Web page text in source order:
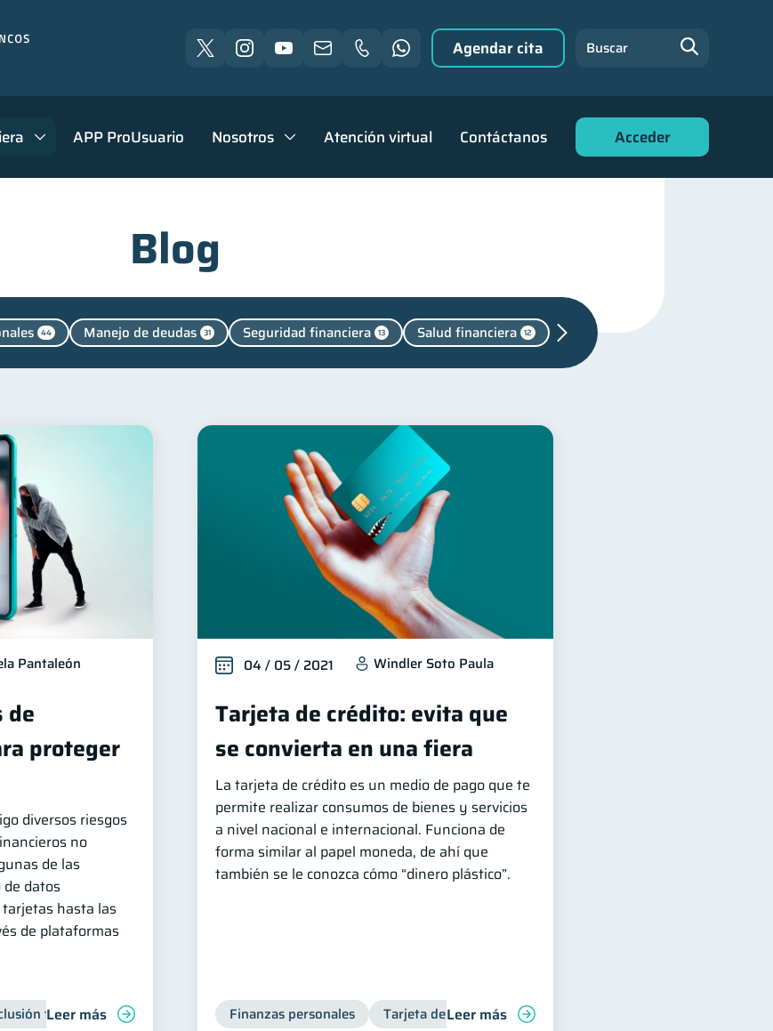
APP ProUsuario Nosotros Atención virtual Contáctanos Acceder
Agendar cita Buscar
Blog
44 Manejo de deudas 31 Seguridad financiera 13 Salud financiera 12
financiera Ahorro Tarjeta de crédito
Derechos & Deberes 4
Criptomonedas Finanzas Personales
Financiera Información financiera 1 inversiones
Retiro 1 Gasto responsable 1 información financiera
Pantaleón
de
proteger
diversos riesgos
no
de las
datos
hasta las
de plataformas
financiera Finanzas para jóvenes Manejo de deudas Finanzas familiares
Leer más
04 / 05 / 2021 Windler Soto Paula
Tarjeta de crédito: evita que
se convierta en una fiera
La tarjeta de crédito es un medio de pago que te
permite realizar consumos de bienes y servicios
a nivel nacional e internacional. Funciona de
forma similar al papel moneda, de ahí que
también se le conozca cómo “dinero plástico”.
Finanzas personales Tarjeta de crédito
Leer más